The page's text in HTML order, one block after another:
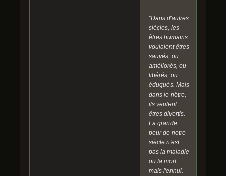
"Dans d'autres
siècles, les
êtres humains
voulaient êtres
sauvés, ou
améliorés, ou
libérés, ou
éduqués. Mais
dans le nôtre,
ils veulent
êtres divertis.
La grande
peur de notre
siècle n'est
pas la maladie
ou la mort,
mais l'ennui.